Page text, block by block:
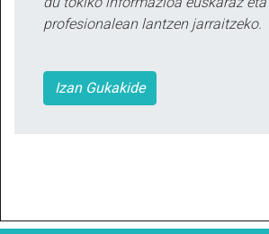
profesionalean lantzen jarraitzeko.
Izan Gukakide